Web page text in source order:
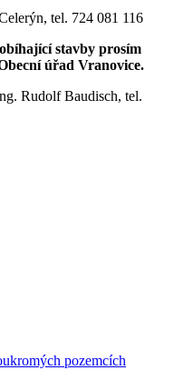
tel. 724 081 116
stavby prosím
úřad Vranovice.
Rudolf Baudisch, tel.
pozemcích